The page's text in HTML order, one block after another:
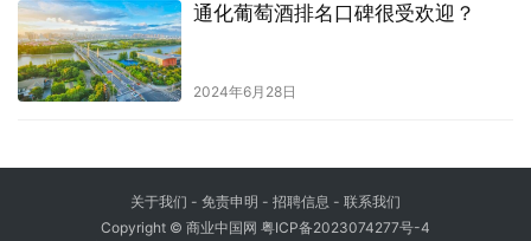
通化葡萄酒排名口碑很受欢迎？
2024年6月28日
关于我们 - 免责申明 - 招聘信息 - 联系我们
Copyright © 商业中国网 粤ICP备2023074277号-4